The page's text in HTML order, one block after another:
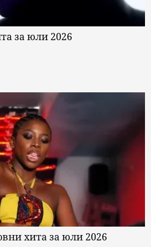
за юли 2026
хита за юли 2026